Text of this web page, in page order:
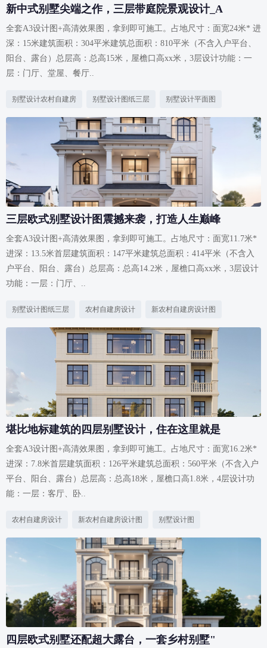
新中式别墅尖端之作，三层带庭院景观设计_A
全套A3设计图+高清效果图，拿到即可施工。占地尺寸：面宽24米* 进
深：15米建筑面积：304平米建筑总面积：810平米（不含入户平台、
阳台、露台）总层高：总高15米，屋檐口高xx米，3层设计功能：一
层：门厅、堂屋、餐厅..
别墅设计农村自建房 别墅设计图纸三层 别墅设计平面图
三层欧式别墅设计图震撼来袭，打造人生巅峰
全套A3设计图+高清效果图，拿到即可施工。占地尺寸：面宽11.7米*
进深：13.5米首层建筑面积：147平米建筑总面积：414平米（不含入
户平台、阳台、露台）总层高：总高14.2米，屋檐口高xx米，3层设计
功能：一层：门厅、..
别墅设计图纸三层 农村自建房设计 新农村自建房设计图
堪比地标建筑的四层别墅设计，住在这里就是
全套A3设计图+高清效果图，拿到即可施工。占地尺寸：面宽16.2米*
进深：7.8米首层建筑面积：126平米建筑总面积：560平米（不含入户
平台、阳台、露台）总层高：总高18米，屋檐口高1.8米，4层设计功
能：一层：客厅、卧..
农村自建房设计 新农村自建房设计图 别墅设计图
四层欧式别墅还配超大露台，一套乡村别墅"